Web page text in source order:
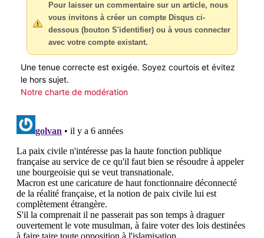
Pour laisser un commentaire sur un article, nous
vous invitons à créer un compte Disqus ci-
dessous (bouton S'identifier) ou à vous connecter
avec votre compte existant.
Une tenue correcte est exigée. Soyez courtois et évitez
le hors sujet.
Notre charte de modération